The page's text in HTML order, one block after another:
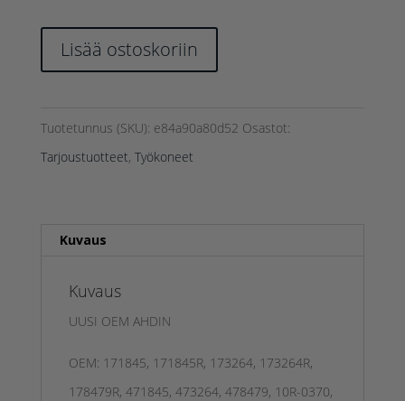
CAT216-
7815
J1503A1318
TARJOUS
Lisää ostoskoriin
Tuotetunnus (SKU): e84a90a80d52 Osastot:
Tarjoustuotteet, Työkoneet
Kuvaus
Kuvaus
UUSI OEM AHDIN
OEM: 171845, 171845R, 173264, 173264R,
178479R, 471845, 473264, 478479, 10R-0370,